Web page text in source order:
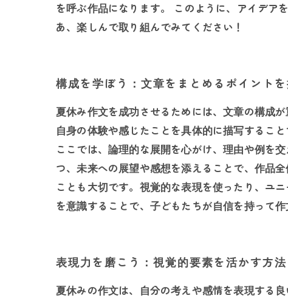
を呼ぶ作品になります。 このように、アイデア
あ、楽しんで取り組んでみてください！
構成を学ぼう：文章をまとめるポイントを
夏休み作文を成功させるためには、文章の構成
自身の体験や感じたことを具体的に描写するこ
ここでは、論理的な展開を心がけ、理由や例を
つ、未来への展望や感想を添えることで、作品
ことも大切です。視覚的な表現を使ったり、ユ
を意識することで、子どもたちが自信を持って
表現力を磨こう：視覚的要素を活かす方法
夏休みの作文は、自分の考えや感情を表現する